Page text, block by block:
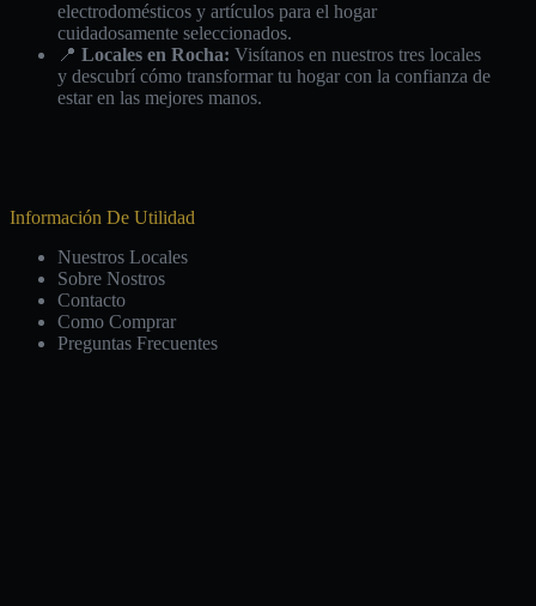
electrodomésticos y artículos para el hogar
cuidadosamente seleccionados.
📍 Locales en Rocha: Visítanos en nuestros tres locales
y descubrí cómo transformar tu hogar con la confianza de
estar en las mejores manos.
Información De Utilidad
Nuestros Locales
Sobre Nostros
Contacto
Como Comprar
Preguntas Frecuentes